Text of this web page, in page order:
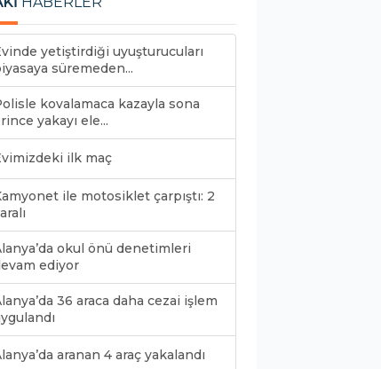
yetiştirdiği uyuşturucuları
süremeden...
kovalamaca kazayla sona
yakayı ele...
ilk maç
ile motosiklet çarpıştı: 2
okul önü denetimleri
ediyor
36 araca daha cezai işlem
aranan 4 araç yakalandı